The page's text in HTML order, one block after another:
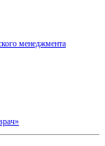
менеджмента